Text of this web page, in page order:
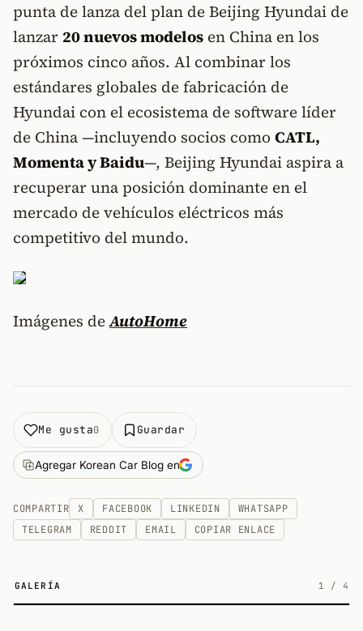
punta de lanza del plan de Beijing Hyundai de
lanzar 20 nuevos modelos en China en los
próximos cinco años. Al combinar los
estándares globales de fabricación de
Hyundai con el ecosistema de software líder
de China —incluyendo socios como CATL,
Momenta y Baidu—, Beijing Hyundai aspira a
recuperar una posición dominante en el
mercado de vehículos eléctricos más
competitivo del mundo.
Imágenes deAutoHome
Me gusta0 Guardar
Agregar Korean Car Blog en
COMPARTIR X FACEBOOK LINKEDIN
WHATSAPP
TELEGRAM
REDDIT EMAIL COPIAR ENLACE
GALERÍA 1 / 4